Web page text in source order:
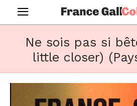
Ne sois pas si
little closer)